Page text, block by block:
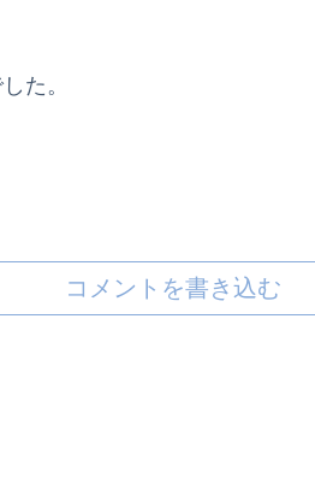
た。
コメントを書き込む